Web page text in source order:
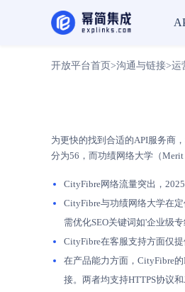
开放平台首页 >沟通与链接>运
为更快的找到合适的API服务商
分为56，而功绩网络大学（
CityFibre网络流量突出，
CityFibre与功绩网络大学在
需优化SEO关键词如'企业级
CityFibre在客服支持方面仅
在产品能力方面，CityFibre
接。两者均支持HTTPS协议和